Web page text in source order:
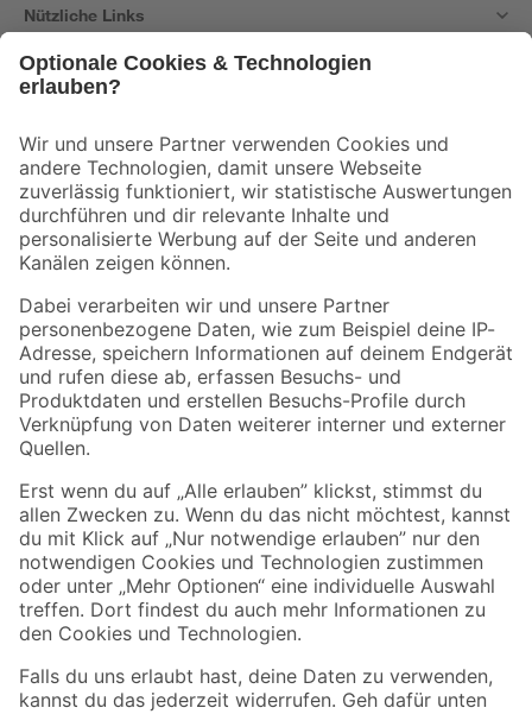
Nützliche Links
Der toom Newsletter: Keine Angebote und Aktionen mehr verpassen!
Zur Newsletter Anmeldung
Folge uns
Zahlungsarten Versandarten
Sicher einkaufen
Jetzt die toom-App herunterladen
Alle Preisangaben in EUR inkl. gesetzl. MwSt.. Die dargestellten Angebote sind unter